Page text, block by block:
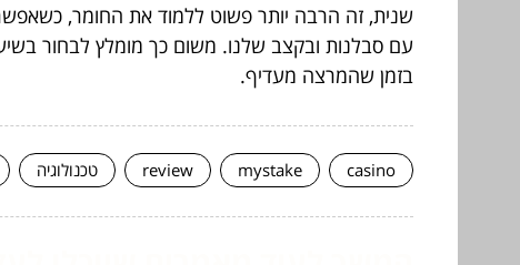
שנית, זה הרבה יותר פשוט ללמוד את החומר,
עם סבלנות ובקצב שלנו. משום כך מומלץ לבחור
בזמן שהמרצה מעדיף.
casino
mystake
review טכנולוגיה